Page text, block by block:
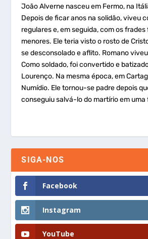
João Alverne nasceu em Fermo, na
Depois de ficar anos na solidão, viveu
regulares e, em seguida, com os
menores. Ele teria visto o rosto de
se desconsolado e aflito. Romano
Como soldado, foi convertido e
Lourenço. Na mesma época, em
Numídio. Ele tornou-se padre depois
conseguiu salvá-lo do martírio em uma
SIGA-NOS
Facebook
Instagram
YouTube